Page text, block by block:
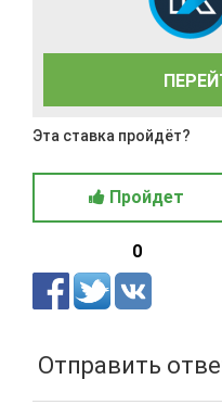
Эта ставка пройдёт?
Пройдет
0
Отправить